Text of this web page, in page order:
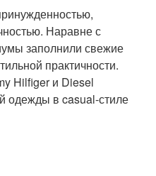
Наравне с
заполнили свежие
практичности.
Hilfiger и Diesel
одежды в casual-стиле